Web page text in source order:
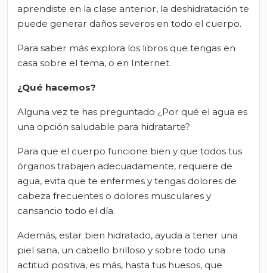
aprendiste en la clase anterior, la deshidratación te
puede generar daños severos en todo el cuerpo.
Para saber más explora los libros que tengas en
casa sobre el tema, o en Internet.
¿Qué hacemos?
Alguna vez te has preguntado ¿Por qué el agua es
una opción saludable para hidratarte?
Para que el cuerpo funcione bien y que todos tus
órganos trabajen adecuadamente, requiere de
agua, evita que te enfermes y tengas dolores de
cabeza frecuentes o dolores musculares y
cansancio todo el día.
Además, estar bien hidratado, ayuda a tener una
piel sana, un cabello brilloso y sobre todo una
actitud positiva, es más, hasta tus huesos, que